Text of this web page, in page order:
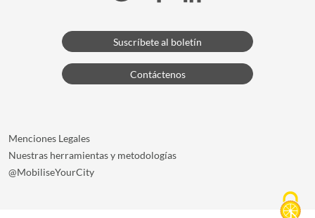
Suscríbete al boletín
Contáctenos
Menciones Legales
Nuestras herramientas y metodologías
@MobiliseYourCity